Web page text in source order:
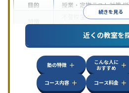
続きを見る
目的
授業・定期テスト対策
不登校生に対応学習に
ライン対応
近くの教室を
塾の特徴
こんな人に
おすすめ
コース内容
コース料金